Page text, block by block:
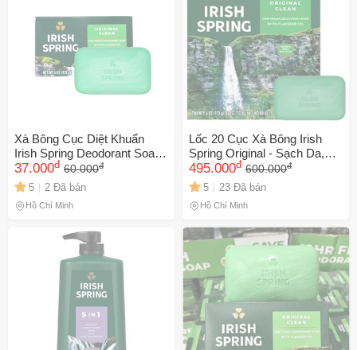
Xà Bông Cục Diệt Khuẩn
Irish Spring Deodorant Soap
Original 113g Của Mỹ
37.000đ 60.000đ
5 2 Đã bán
Hồ Chí Minh
Lốc 20 Cục Xà Bông Irish
Spring Original - Sạch Da,
Kháng Khuẩn, Hương Tươi
Mát - Sản Phẩm Mỹ Dành
Cho Gia Đình
495.000đ 600.000đ
5 23 Đã bán
Hồ Chí Minh